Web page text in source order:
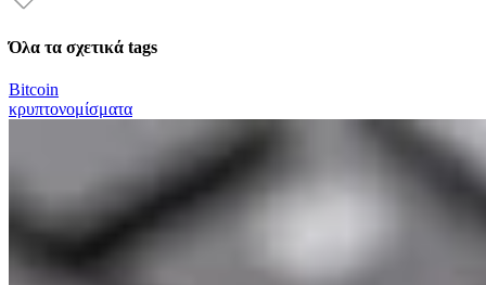
Όλα τα σχετικά tags
Bitcoin
κρυπτονομίσματα